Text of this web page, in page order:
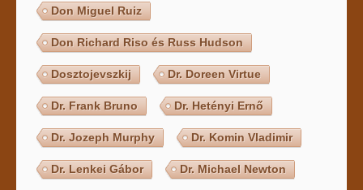
Don Miguel Ruiz
Don Richard Riso és Russ Hudson
Dosztojevszkij Dr. Doreen Virtue
Dr. Frank Bruno Dr. Hetényi Ernő
Dr. Jozeph Murphy Dr. Komin Vladimir
Dr. Lenkei Gábor Dr. Michael Newton